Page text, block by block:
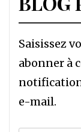
Saisissez
abonner à
e-mail.